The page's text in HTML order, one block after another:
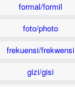
formal/formil
foto/photo
frekuensi/frekwensi
gizi/gisi